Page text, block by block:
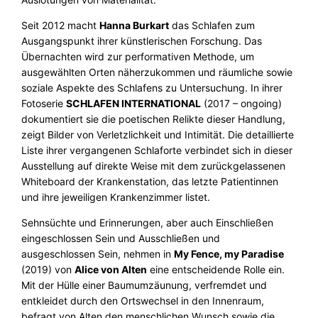
Seit 2012 machtHanna Burkart das Schlafen zum
Ausgangspunkt ihrer künstlerischen Forschung. Das
Übernachten wird zur performativen Methode, um
ausgewählten Orten näherzukommen und räumliche sowie
soziale Aspekte des Schlafens zu Untersuchung. In ihrer
FotoserieSCHLAFEN INTERNATIONAL (2017 – ongoing)
dokumentiert sie die poetischen Relikte dieser Handlung,
zeigt Bilder von Verletzlichkeit und Intimität. Die detaillierte
Liste ihrer vergangenen Schlaforte verbindet sich in dieser
Ausstellung auf direkte Weise mit dem zurückgelassenen
Whiteboard der Krankenstation, das letzte Patientinnen
und ihre jeweiligen Krankenzimmer listet.
Sehnsüchte und Erinnerungen, aber auch Einschließen
eingeschlossen Sein und Ausschließen und
ausgeschlossen Sein, nehmen inMy Fence, my Paradise
(2019) vonAlice von Alten eine entscheidende Rolle ein.
Mit der Hülle einer Baumumzäunung, verfremdet und
entkleidet durch den Ortswechsel in den Innenraum,